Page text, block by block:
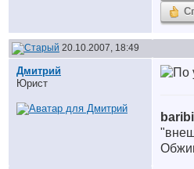
20.10.2007, 18:49
Дмитрий
Юрист